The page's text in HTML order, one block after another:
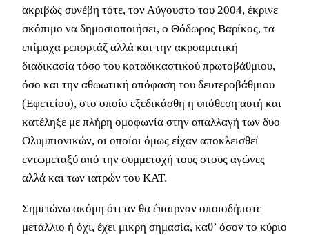
ακριβώς συνέβη τότε, τον Αύγουστο του 2004, έκρινε
σκόπιμο να δημοσιοποιήσει, ο Θόδωρος Βαρίκος, τα
επίμαχα ρεπορτάζ αλλά και την ακροαματική
διαδικασία τόσο του καταδικαστικού πρωτοβάθμιου,
όσο και την αθωωτική απόφαση του δευτεροβάθμιου
(Εφετείου), στο οποίο εξεδικάσθη η υπόθεση αυτή και
κατέληξε με πλήρη ομοφωνία στην απαλλαγή των δυο
Ολυμπιονικών, οι οποίοι όμως είχαν αποκλεισθεί
εντωμεταξύ από την συμμετοχή τους στους αγώνες
αλλά και των ιατρών του ΚΑΤ.
Σημειώνω ακόμη ότι αν θα έπαιρναν οποιοδήποτε
μετάλλιο ή όχι, έχει μικρή σημασία, καθ’ όσον το κύριο